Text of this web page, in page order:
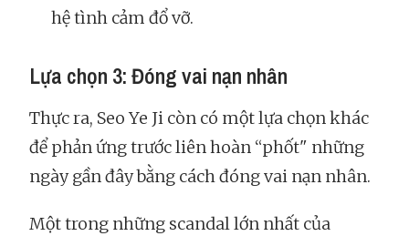
hệ tình cảm đổ vỡ.
Lựa chọn 3: Đóng vai nạn nhân
Thực ra, Seo Ye Ji còn có một lựa chọn khác
để phản ứng trước liên hoàn “phốt" những
ngày gần đây bằng cách đóng vai nạn nhân.
Một trong những scandal lớn nhất của